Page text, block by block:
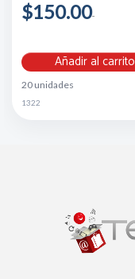
$150.00
Añadir al carrito
20 unidades
1322